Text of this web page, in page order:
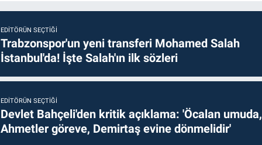
EDITÖRÜN SEÇTIĞI
Trabzonspor'un yeni transferi Mohamed Salah
İstanbul'da! İşte Salah'ın ilk sözleri
EDITÖRÜN SEÇTIĞI
Devlet Bahçeli'den kritik açıklama: 'Öcalan umuda,
Ahmetler göreve, Demirtaş evine dönmelidir'